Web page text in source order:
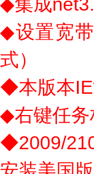
◆设置宽
式）
◆本版本IE
◆右键任务
◆2009/